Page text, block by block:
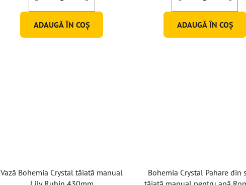
ADAUGĂ ÎN COŞ ADAUGĂ ÎN COŞ
Vază Bohemia Crystal tăiată manual
Bohemia Crystal Pahare din